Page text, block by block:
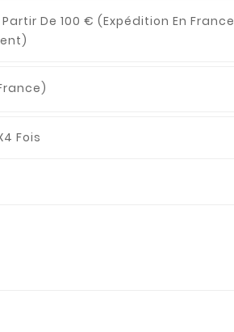
De 100 € (expédition En France
Fois